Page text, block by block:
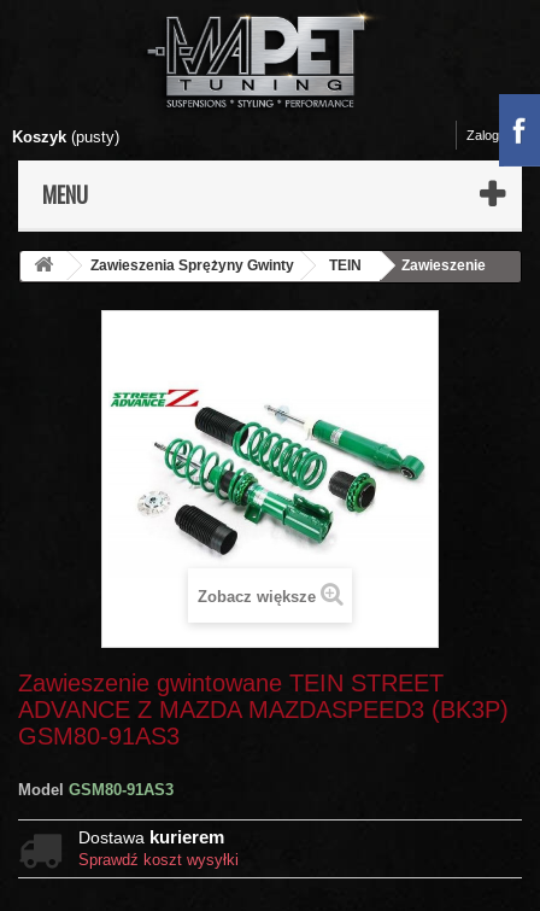
Koszyk (pusty)
MENU
Zaloguj się
Zawieszenia Sprężyny Gwinty TEIN
Zawieszenie
Zobacz większe
Zawieszenie gwintowane TEIN STREET
ADVANCE Z MAZDA MAZDASPEED3 (BK3P)
GSM80-91AS3
Model GSM80-91AS3
Dostawa kurierem
Sprawdź koszt wysyłki